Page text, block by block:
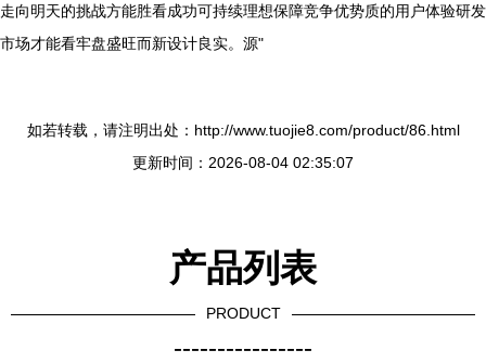
走向明天的挑战方能胜看成功可持续理想保障竞争优势质的用户体验研发
市场才能看牢盘盛旺而新设计良实。源"
如若转载，请注明出处：http://www.tuojie8.com/product/86.html
更新时间：2026-08-04 02:35:07
产品列表
PRODUCT
----------------